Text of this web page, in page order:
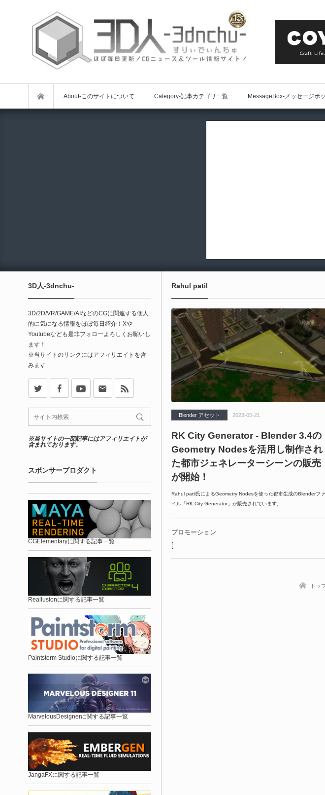
About-このサイトについて Category-記事カテゴリ一覧 MessageBox-メッセージボ
Rahul patil
Blender アセット 2023-05-21
RK City Generator - Blender 3.4の
Geometry Nodesを活用し制作され
た都市ジェネレーターシーンの販売
が開始！
Rahul patil氏によるGeometry Nodesを使った都市生成のBlenderファ
イル「RK City Generator」が販売されています。
プロモーション
[
トッ
3D人-3dnchu-
3D/2D/VR/GAME/AIなどのCGに関連する個人
的に気になる情報をほぼ毎日紹介！Xや
Youtubeなども是非フォローよろしくお願いし
ます！
※当サイトのリンクにはアフィリエイトを含
みます
※当サイトの一部記事にはアフィリエイトが
含まれております。
スポンサープロダクト
CGElementaryに関する記事一覧
Reallusionに関する記事一覧
Paintstorm Studioに関する記事一覧
MarvelousDesignerに関する記事一覧
JangaFXに関する記事一覧